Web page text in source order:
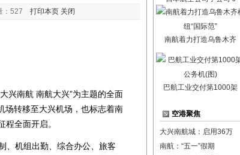
527 打印本页 关闭
南航 南航大兴”为主题的全面
场转移至大兴机场，也标志着南
程全面开启。
机组出勤、综合办公、旅客
南航着力打造乌鲁木齐
巴航工业交付第1000架
空港聚焦
大兴南航城：启用36万
南航：“五一”假期